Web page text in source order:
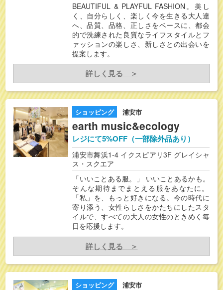
BEAUTIFUL & PLAYFUL FASHION。美し
く、自分らしく、楽しく今を生きる大人達
へ、品質、品格、正しさをベースに、都会
的で洗練された良質なライフスタイルとフ
ァッションの楽しさ、新しさとの出会いを
提案します。
詳しく見る ＞
ショッピング 浦安市
earth music&ecology
レジにて5%OFF（一部除外品あり）
浦安市舞浜1-4 イクスピアリ3F グレイシャ
ス・スクエア
「いいことある服。」 ​いいことあるかも。
そんな期待までまとえる服をあなたに。​
「私」を、もっと好きになる。今の時代に
寄り添う、女性らしさをかたちにしたスタ
イルで、すべての大人の女性のときめく毎
日を応援します。
詳しく見る ＞
ショッピング 浦安市